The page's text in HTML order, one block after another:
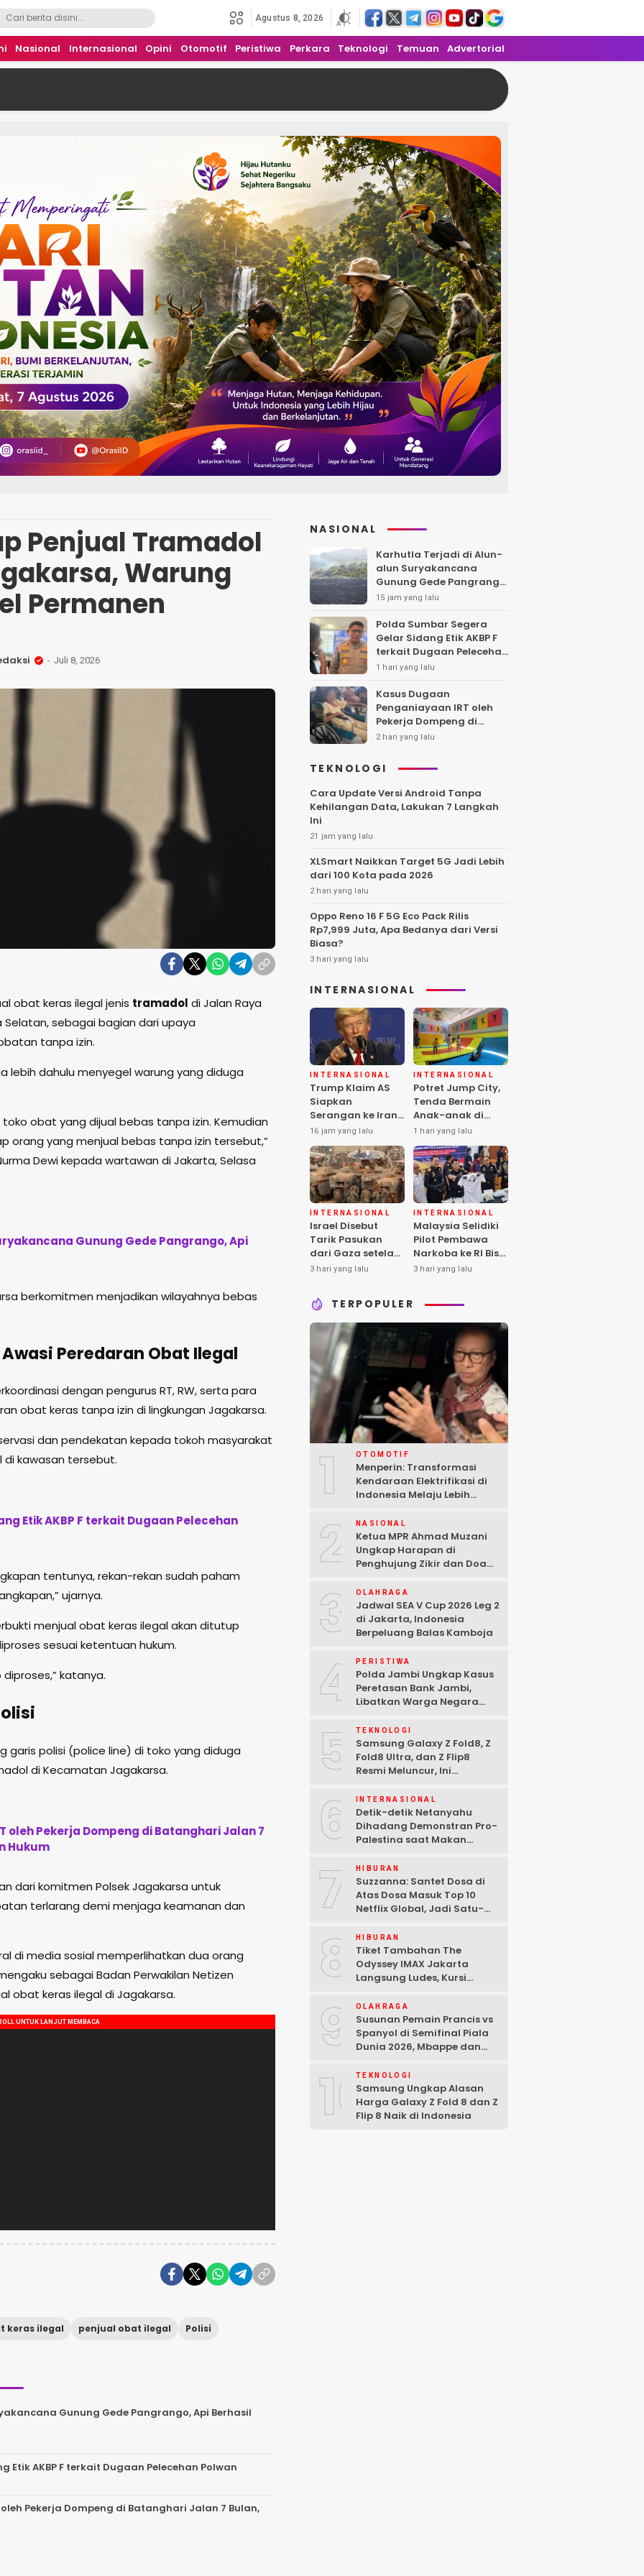
Agustus 8, 2026
Nasional Internasional Opini Otomotif Peristiwa Perkara Teknologi Temuan Advertorial
Penjual Tramadol
Warung
Permanen
Juli 8, 2026
obat keras ilegal jenis tramadol di Jalan Raya
sebagai bagian dari upaya
tanpa izin.
lebih dahulu menyegel warung yang diduga
obat yang dijual bebas tanpa izin. Kemudian
orang yang menjual bebas tanpa izin tersebut,”
Dewi kepada wartawan di Jakarta, Selasa
Gunung Gede Pangrango, Api
berkomitmen menjadikan wilayahnya bebas
Peredaran Obat Ilegal
dengan pengurus RT, RW, serta para
obat keras tanpa izin di lingkungan Jagakarsa.
dan pendekatan kepada tokoh masyarakat
kawasan tersebut.
Etik AKBP F terkait Dugaan Pelecehan
tentunya, rekan-rekan sudah paham
ujarnya.
menjual obat keras ilegal akan ditutup
sesuai ketentuan hukum.
katanya.
garis polisi (police line) di toko yang diduga
di Kecamatan Jagakarsa.
oleh Pekerja Dompeng di Batanghari Jalan 7
Hukum
dari komitmen Polsek Jagakarsa untuk
terlarang demi menjaga keamanan dan
di media sosial memperlihatkan dua orang
sebagai Badan Perwakilan Netizen
obat keras ilegal di Jagakarsa.
keras ilegal penjual obat ilegal Polisi
Gunung Gede Pangrango, Api Berhasil
Etik AKBP F terkait Dugaan Pelecehan Polwan
Pekerja Dompeng di Batanghari Jalan 7 Bulan,
NASIONAL
Karhutla Terjadi di Alun-
alun Suryakancana
Gunung Gede Pangrango,
Api Berhasil Dipadamka
15 jam yang lalu
Polda Sumbar Segera
Gelar Sidang Etik AKBP F
terkait Dugaan Pelecehan
Polwan
1 hari yang lalu
Kasus Dugaan
Penganiayaan IRT oleh
Pekerja Dompeng di
Batanghari Jalan 7 Bulan,
Kepastian Hukum
2 hari yang lalu
TEKNOLOGI
Cara Update Versi Android Tanpa
Kehilangan Data, Lakukan 7 Langkah
Ini
21 jam yang lalu
XLSmart Naikkan Target 5G Jadi Lebih
dari 100 Kota pada 2026
2 hari yang lalu
Oppo Reno 16 F 5G Eco Pack Rilis
Rp7,999 Juta, Apa Bedanya dari Versi
Biasa?
3 hari yang lalu
INTERNASIONAL
INTERNASIONAL
Trump Klaim AS
Siapkan
Serangan ke Iran
Terbesar sejak
Perang Dunia II
16 jam yang lalu
INTERNASIONAL
Potret Jump City,
Tenda Bermain
Anak-anak di
Tengah Perang
Gaza
1 hari yang lalu
INTERNASIONAL
Israel Disebut
Tarik Pasukan
dari Gaza setelah
Hamas Selesai
3 hari yang lalu
INTERNASIONAL
Malaysia Selidiki
Pilot Pembawa
Narkoba ke RI Bisa
Lolos Pemeriksaan
3 hari yang lalu
TERPOPULER
1 OTOMOTIF
Menperin: Transformasi
Kendaraan Elektrifikasi di
Indonesia Melaju Lebih
2 NASIONAL
Ketua MPR Ahmad Muzani
Ungkap Harapan di
Penghujung Zikir dan Doa
3 OLAHRAGA
Jadwal SEA V Cup 2026 Leg 2
di Jakarta, Indonesia
Berpeluang Balas Kamboja
4 PERISTIWA
Polda Jambi Ungkap Kasus
Peretasan Bank Jambi,
Libatkan Warga Negara
Tersangka Ditangkap
5 TEKNOLOGI
Samsung Galaxy Z Fold8, Z
Fold8 Ultra, dan Z Flip8
Resmi Meluncur, Ini
6 INTERNASIONAL
Detik-detik Netanyahu
Dihadang Demonstran Pro-
Palestina saat Makan
7 HIBURAN
Suzzanna: Santet Dosa di
Atas Dosa Masuk Top 10
Netflix Global, Jadi Satu-
8 HIBURAN
Tiket Tambahan The
Odyssey IMAX Jakarta
Langsung Ludes, Kursi
9 OLAHRAGA
Susunan Pemain Prancis vs
Spanyol di Semifinal Piala
Dunia 2026, Mbappe dan
10TEKNOLOGI
Samsung Ungkap Alasan
Harga Galaxy Z Fold 8 dan Z
Flip 8 Naik di Indonesia